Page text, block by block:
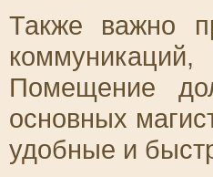
Также важно
Помещение
основных
удобные и